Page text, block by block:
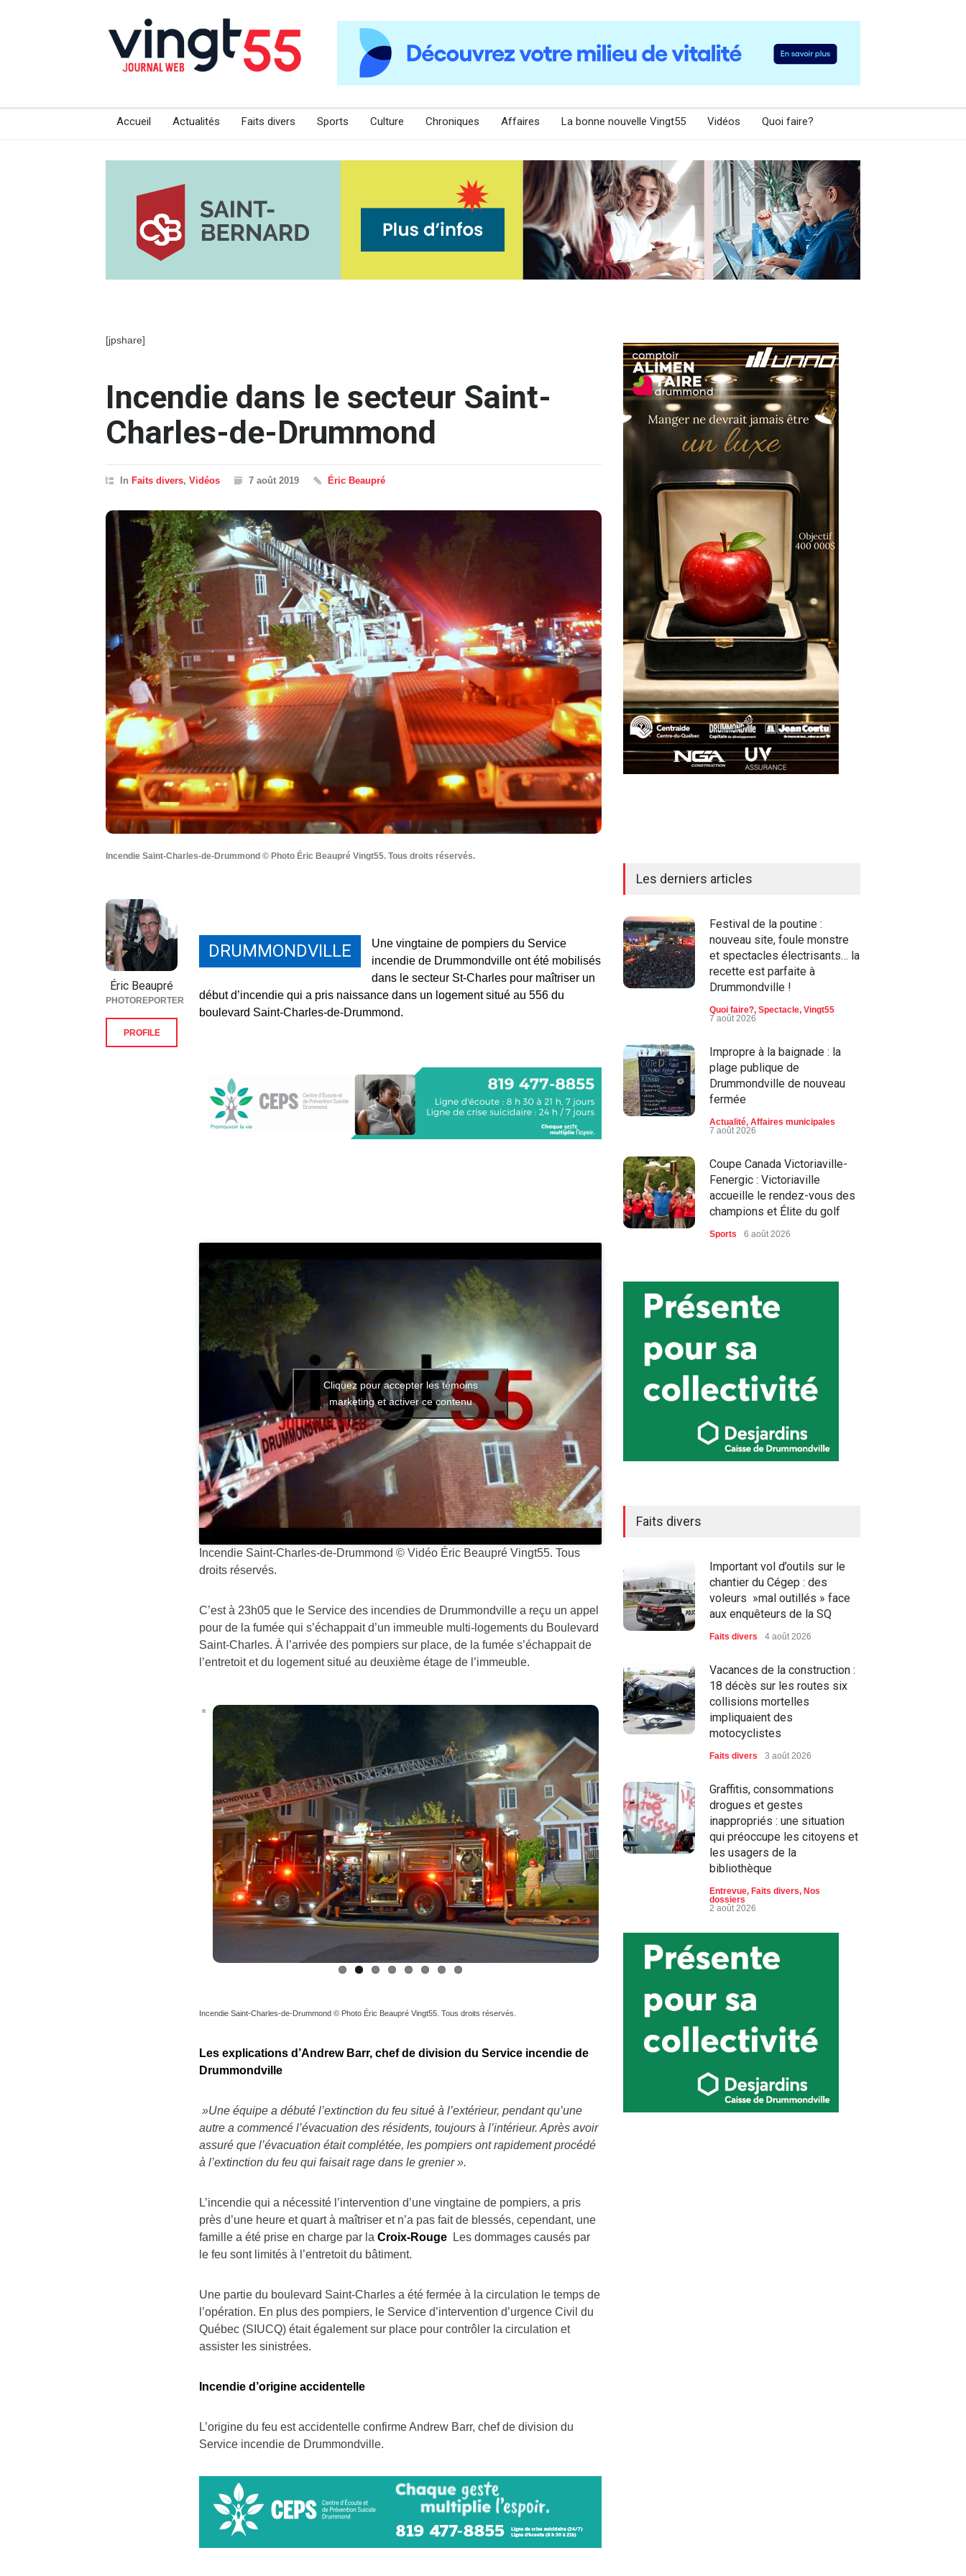
Accueil Actualités Faits divers Sports Culture Chroniques Affaires La bonne nouvelle Vingt55 Vidéos Quoi faire?
[jpshare]
Incendie dans le secteur Saint-
Charles-de-Drummond
In Faits divers, Vidéos 7 août 2019 Éric Beaupré
Incendie Saint-Charles-de-Drummond © Photo Éric Beaupré Vingt55. Tous droits réservés.
DRUMMONDVILLE
Une vingtaine de pompiers du Service
incendie de Drummondville ont été mobilisés
dans le secteur St-Charles pour maîtriser un
début d’incendie qui a pris naissance dans un logement situé au 556 du
boulevard Saint-Charles-de-Drummond.
Cliquez pour accepter les témoins
marketing et activer ce contenu
Incendie Saint-Charles-de-Drummond © Vidéo Éric Beaupré Vingt55. Tous
droits réservés.
C’est à 23h05 que le Service des incendies de Drummondville a reçu un appel
pour de la fumée qui s’échappait d’un immeuble multi-logements du Boulevard
Saint-Charles. À l’arrivée des pompiers sur place, de la fumée s’échappait de
l’entretoit et du logement situé au deuxième étage de l’immeuble.
Incendie Saint-Charles-de-Drummond © Photo Éric Beaupré Vingt55. Tous droits réservés.
Les explications d’Andrew Barr, chef de division du Service incendie de
Drummondville
»Une équipe a débuté l’extinction du feu situé à l’extérieur, pendant qu’une
autre a commencé l’évacuation des résidents, toujours à l’intérieur. Après avoir
assuré que l’évacuation était complétée, les pompiers ont rapidement procédé
à l’extinction du feu qui faisait rage dans le grenier ».
L’incendie qui a nécessité l’intervention d’une vingtaine de pompiers, a pris
près d’une heure et quart à maîtriser et n’a pas fait de blessés, cependant, une
famille a été prise en charge par la Croix-Rouge Les dommages causés par
le feu sont limités à l’entretoit du bâtiment.
Une partie du boulevard Saint-Charles a été fermée à la circulation le temps de
l’opération. En plus des pompiers, le Service d’intervention d’urgence Civil du
Québec (SIUCQ) était également sur place pour contrôler la circulation et
assister les sinistrées.
Incendie d’origine accidentelle
L’origine du feu est accidentelle confirme Andrew Barr, chef de division du
Service incendie de Drummondville.
Éric Beaupré
PHOTOREPORTER
PROFILE
Les derniers articles
Festival de la poutine :
nouveau site, foule monstre
et spectacles électrisants… la
recette est parfaite à
Drummondville !
Quoi faire?, Spectacle, Vingt55
7 août 2026
Impropre à la baignade : la
plage publique de
Drummondville de nouveau
fermée
Actualité, Affaires municipales
7 août 2026
Coupe Canada Victoriaville-
Fenergic : Victoriaville
accueille le rendez-vous des
champions et Élite du golf
Sports 6 août 2026
Faits divers
Important vol d’outils sur le
chantier du Cégep : des
voleurs »mal outillés » face
aux enquêteurs de la SQ
Faits divers 4 août 2026
Vacances de la construction :
18 décès sur les routes six
collisions mortelles
impliquaient des
motocyclistes
Faits divers 3 août 2026
Graffitis, consommations
drogues et gestes
inappropriés : une situation
qui préoccupe les citoyens et
les usagers de la
bibliothèque
Entrevue, Faits divers, Nos
dossiers
2 août 2026